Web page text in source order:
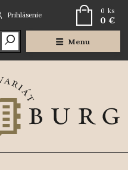
Menu
Prihlásenie 0 ks
0 €